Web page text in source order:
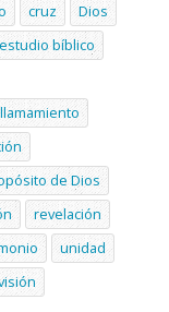
cruz
Dios
estudio bíblico
llamamiento
de Dios
revelación
unidad